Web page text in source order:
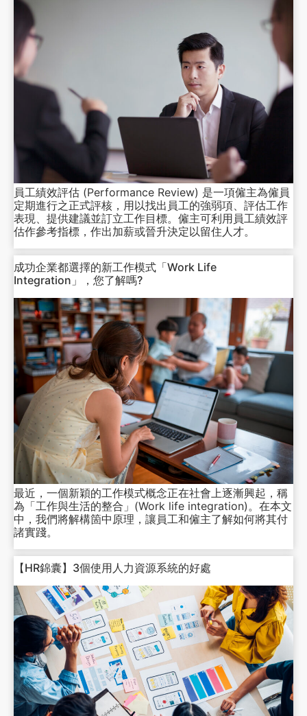
員工績效評估 (Performance Review) 是一項僱主為僱員
定期進行之正式評核，用以找出員工的強弱項、評估工作
表現、提供建議並訂立工作目標。僱主可利用員工績效評
估作參考指標，作出加薪或晉升決定以留住人才。
成功企業都選擇的新工作模式「Work Life
Integration」，您了解嗎?
最近，一個新穎的工作模式概念正在社會上逐漸興起，稱
為「工作與生活的整合」(Work life integration)。在本文
中，我們將解構箇中原理，讓員工和僱主了解如何將其付
諸實踐。
【HR錦囊】3個使用人力資源系統的好處